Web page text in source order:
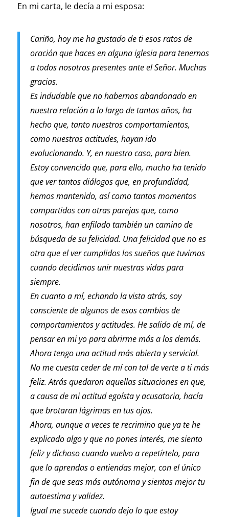
En mi carta, le decía a mi esposa:
Cariño, hoy me ha gustado de ti esos ratos de
oración que haces en alguna iglesia para tenernos
a todos nosotros presentes ante el Señor. Muchas
gracias.
Es indudable que no habernos abandonado en
nuestra relación a lo largo de tantos años, ha
hecho que, tanto nuestros comportamientos,
como nuestras actitudes, hayan ido
evolucionando. Y, en nuestro caso, para bien.
Estoy convencido que, para ello, mucho ha tenido
que ver tantos diálogos que, en profundidad,
hemos mantenido, así como tantos momentos
compartidos con otras parejas que, como
nosotros, han enfilado también un camino de
búsqueda de su felicidad. Una felicidad que no es
otra que el ver cumplidos los sueños que tuvimos
cuando decidimos unir nuestras vidas para
siempre.
En cuanto a mí, echando la vista atrás, soy
consciente de algunos de esos cambios de
comportamientos y actitudes. He salido de mí, de
pensar en mi yo para abrirme más a los demás.
Ahora tengo una actitud más abierta y servicial.
No me cuesta ceder de mí con tal de verte a ti más
feliz. Atrás quedaron aquellas situaciones en que,
a causa de mi actitud egoísta y acusatoria, hacía
que brotaran lágrimas en tus ojos.
Ahora, aunque a veces te recrimino que ya te he
explicado algo y que no pones interés, me siento
feliz y dichoso cuando vuelvo a repetírtelo, para
que lo aprendas o entiendas mejor, con el único
fin de que seas más autónoma y sientas mejor tu
autoestima y validez.
Igual me sucede cuando dejo lo que estoy